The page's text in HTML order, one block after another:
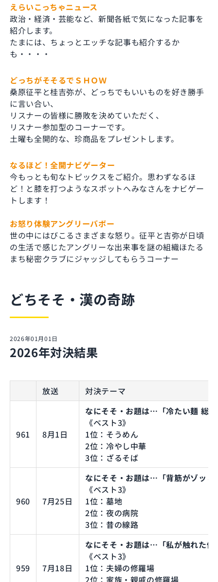
えらいこっちゃニュース
政治・経済・芸能など、新聞各紙で気になった記事を
紹介します。
たまには、ちょっとエッチな記事も紹介するか
も・・・・
どっちがそそるでＳＨＯＷ
桑原征平と桂吉弥が、どっちでもいいものを好き勝手
に言い合い、
リスナーの皆様に勝敗を決めていただく、
リスナー参加型のコーナーです。
土曜も全開的な、珍商品をプレゼントします。
なるほど！全開ナビゲーター
今もっとも旬なトピックスをご紹介。思わずなるほ
ど！と膝を打つようなスポットへみなさんをナビゲー
トします！
お怒り体験アングリーバボー
世の中にはびこるさまざまな怒り。征平と吉弥が日頃
の生活で感じたアングリーな出来事を謎の組織ほたる
まち秘密クラブにジャッジしてもらうコーナー
どちそそ・漢の奇跡
2026年01月01日
2026年対決結果
放送 対決テーマ
961 8月1日
なにそそ・お題は…「冷たい麺 総
《ベスト3》
1位：そうめん
2位：冷やし中華
3位：ざるそば
960 7月25日
なにそそ・お題は…「背筋がゾッと
《ベスト3》
1位：墓地
2位：夜の病院
3位：昔の線路
959 7月18日
なにそそ・お題は…「私が触れた修
《ベスト3》
1位：夫婦の修羅場
2位：家族・親戚の修羅場